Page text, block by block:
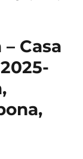
Casa